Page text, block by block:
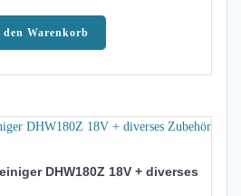
Warenkorb
DHW180Z 18V + diverses